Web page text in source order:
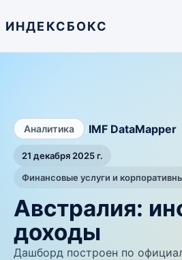
ИНДЕКСБОКС
Аналитика IMF DataMapper
21 декабря 2025 г.
Финансовые услуги и
Австралия:
доходы
Дашборд построен по